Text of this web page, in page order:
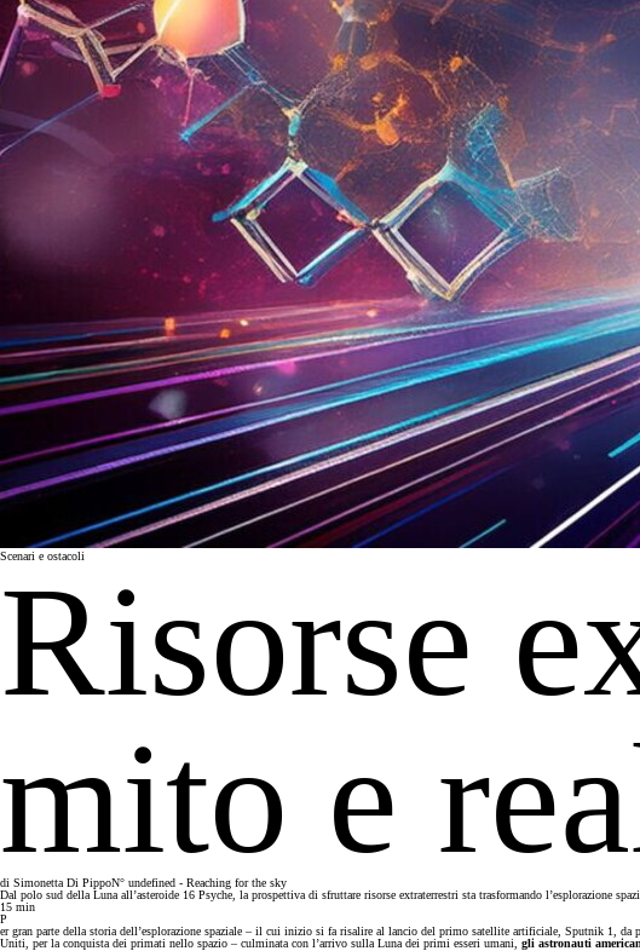
Scenari e ostacoli
Risorse
mito e
di Simonetta Di PippoN° undefined - Reaching for the sky
Dal polo sud della Luna all’asteroide 16 Psyche, la prospettiva di sfruttare risorse extraterrestri sta trasformando l’esplorazione
15 min
P
er gran parte della storia dell’esplorazione spaziale – il cui inizio si fa risalire al lancio del primo satellite artificiale, Sputnik 1,
Uniti, per la conquista dei primati nello spazio – culminata con l’arrivo sulla Luna dei primi esseri umani,
gli astronauti